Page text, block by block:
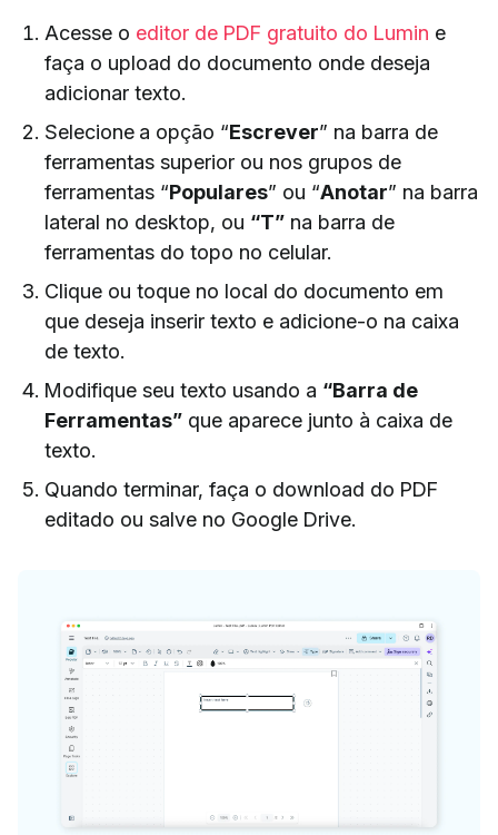
Acesse o editor de PDF gratuito do Lumin e
faça o upload do documento onde deseja
adicionar texto.
Selecione a opção “Escrever” na barra de
ferramentas superior ou nos grupos de
ferramentas “Populares” ou “Anotar” na barra
lateral no desktop, ou “T” na barra de
ferramentas do topo no celular.
Clique ou toque no local do documento em
que deseja inserir texto e adicione-o na caixa
de texto.
Modifique seu texto usando a “Barra de
Ferramentas” que aparece junto à caixa de
texto.
Quando terminar, faça o download do PDF
editado ou salve no Google Drive.